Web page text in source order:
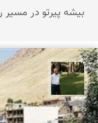
بیشه پیرتو در مسیر
عبدل شعبانی